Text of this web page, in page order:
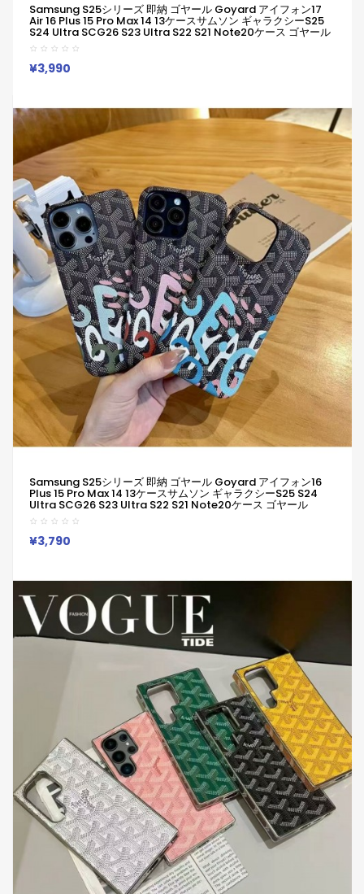
Samsung S25シリーズ 即納 ゴヤール Goyard アイフォン17
Air 16 Plus 15 Pro Max 14 13ケースサムソン ギャラクシーs25
S24 Ultra SCG26 S23 Ultra S22 S21 Note20ケース ゴヤール
Goyard ブランド レディース男性女性 Galaxy S25 S24 23
S24 Ultra SC-52Eカバー人気
¥3,990
Samsung S25シリーズ 即納 ゴヤール Goyard アイフォン16
Plus 15 Pro Max 14 13ケースサムソン ギャラクシーs25 S24
Ultra SCG26 S23 Ultra S22 S21 Note20ケース ゴヤール
Goyard ブランド レディース男性女性 Galaxy S25 S24 23
S24 Ultra SC-52Eカバー人気かわいいビジネスマン用高級 ゴヤ
ール Goyard アイフォン15 16 Plus Pro Maxカバー
¥3,790